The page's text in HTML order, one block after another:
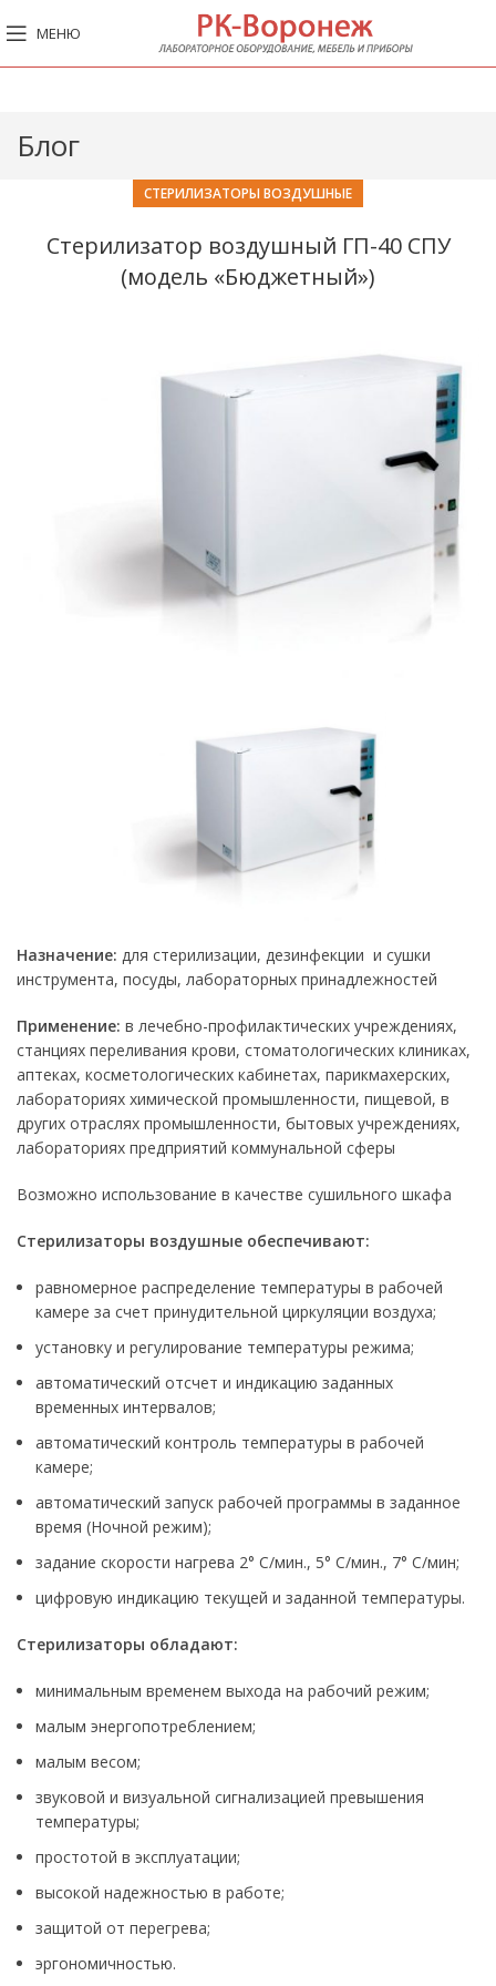
МЕНЮ
Блог
СТЕРИЛИЗАТОРЫ ВОЗДУШНЫЕ
Стерилизатор воздушный ГП-40 СПУ
(модель «Бюджетный»)
Назначение: для стерилизации, дезинфекции и сушки
инструмента, посуды, лабораторных принадлежностей
Применение: в лечебно-профилактических учреждениях,
станциях переливания крови, стоматологических клиниках,
аптеках, косметологических кабинетах, парикмахерских,
лабораториях химической промышленности, пищевой, в
других отраслях промышленности, бытовых учреждениях,
лабораториях предприятий коммунальной сферы
Возможно использование в качестве сушильного шкафа
Стерилизаторы воздушные обеспечивают:
равномерное распределение температуры в рабочей
камере за счет принудительной циркуляции воздуха;
установку и регулирование температуры режима;
автоматический отсчет и индикацию заданных
временных интервалов;
автоматический контроль температуры в рабочей
камере;
автоматический запуск рабочей программы в заданное
время (Ночной режим);
задание скорости нагрева 2° С/мин., 5° С/мин., 7° С/мин;
цифровую индикацию текущей и заданной температуры.
Стерилизаторы обладают:
минимальным временем выхода на рабочий режим;
малым энергопотреблением;
малым весом;
звуковой и визуальной сигнализацией превышения
температуры;
простотой в эксплуатации;
высокой надежностью в работе;
защитой от перегрева;
эргономичностью.